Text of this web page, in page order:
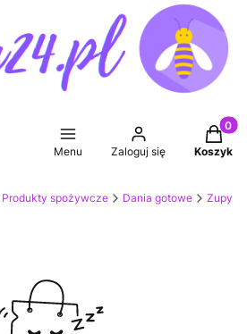
Menu Zaloguj się Koszyk
Produkty spożywcze Dania gotowe Zupy